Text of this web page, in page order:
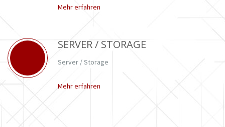
Mehr erfahren
SERVER / STORAGE
Server / Storage
Mehr erfahren